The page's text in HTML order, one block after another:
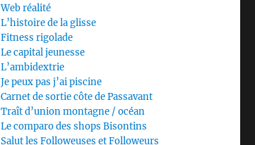
Web réalité
L’histoire de la glisse
Fitness rigolade
Le capital jeunesse
L’ambidextrie
Je peux pas j’ai piscine
Carnet de sortie côte de Passavant
Traît d’union montagne / océan
Le comparo des shops Bisontins
Salut les Followeuses et Followeurs